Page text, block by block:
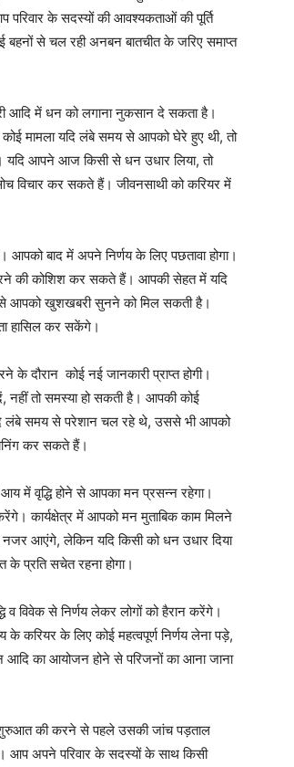
के सदस्यों की आवश्यकताओं की पूर्ति
बहनों से चल रही अनबन बातचीत के जरिए समाप्त
आदि में धन को लगाना नुकसान दे सकता है।
मामला यदि लंबे समय से आपको घेरे हुए थी, तो
आपने आज किसी से धन उधार लिया, तो
विचार कर सकते हैं। जीवनसाथी को करियर में
बाद में अपने निर्णय के लिए पछतावा होगा।
की कोशिश कर सकते हैं। आपकी सेहत में यदि
से आपको खुशखबरी सुनने को मिल सकती है।
हासिल कर सकेंगे।
के दौरान कोई नई जानकारी प्राप्त होगी।
नहीं तो समस्या हो सकती है। आपकी कोई
लंबे समय से परेशान चल रहे थे, उससे भी आपको
कर सकते हैं।
में वृद्धि होने से आपका मन प्रसन्न रहेगा।
कार्यक्षेत्र में आपको मन मुताबिक काम मिलने
आएंगे, लेकिन यदि किसी को धन उधार दिया
प्रति सचेत रहना होगा।
विवेक से निर्णय लेकर लोगों को हैरान करेंगे।
करियर के लिए कोई महत्वपूर्ण निर्णय लेना पड़े,
का आयोजन होने से परिजनों का आना जाना
शुरुआत की करने से पहले उसकी जांच पड़ताल
आप अपने परिवार के सदस्यों के साथ किसी